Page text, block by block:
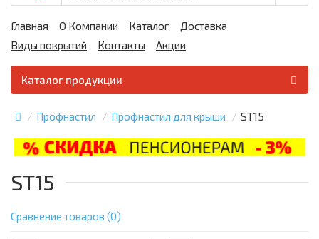
Главная О Компании Каталог
Доставка
Виды покрытий
Контакты Акции
Каталог продукции
Профнастил Профнастил для крыши ST15
ST15
Сравнение товаров (0)